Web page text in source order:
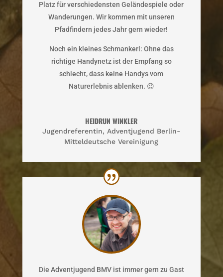
Platz für verschiedensten Geländespiele oder
Wanderungen. Wir kommen mit unseren
Pfadfindern jedes Jahr gern wieder!
Noch ein kleines Schmankerl: Ohne das
richtige Handynetz ist der Empfang so
schlecht, dass keine Handys vom
Naturerlebnis ablenken. 😉
HEIDRUN WINKLER
Jugendreferentin, Adventjugend Berlin-
Mitteldeutsche Vereinigung
Die Adventjugend BMV ist immer gern zu Gast